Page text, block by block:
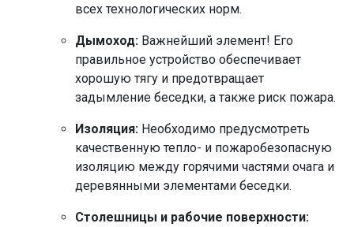
всех технологических норм.
Дымоход: Важнейший элемент! Его
правильное устройство обеспечивает
хорошую тягу и предотвращает
задымление беседки, а также риск пожара.
Изоляция: Необходимо предусмотреть
качественную тепло- и пожаробезопасную
изоляцию между горячими частями очага и
деревянными элементами беседки.
Столешницы и рабочие поверхности: